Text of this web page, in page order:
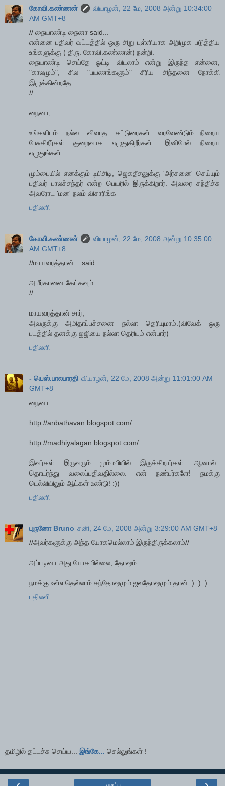
கோவி.கண்ணன்
வியாழன், 22 மே, 2008 அன்று 10:34:00
AM GMT+8
// நையாண்டி நைனா said...
என்னை பதிவர் வட்டத்தில் ஒரு சிறு புள்ளியாக அறிமுக படுத்திய
உங்களுக்கு ( திரு. கோவி.கண்ணன்) நன்றி.
நையாண்டி செய்தே ஓட்டி விடலாம் என்று இருந்த என்னை,
"காலமும்", சில "பயணங்களும்" சீரிய சிந்தனை நோக்கி
இழுக்கின்றதே...
//
நைனா,
உங்களிடம் நல்ல விவாத கட்டுரைகள் வரவேண்டும்...நிறைய
பேசுகிறீர்கள் குறைவாக எழுதுகிறீர்கள்.. இனிமேல் நிறைய
எழுதுங்கள்.
மும்பையில் எனக்கும் டிபிசிடி, ஜெகதீசனுக்கு 'அர்சனை' செய்யும்
பதிவர் பாலச்சந்தர் என்ற பெயரில் இருக்கிறார். அவரை சந்திச்சு
அவரோட 'மன' நலம் விசாரிங்க
பதிலளி
கோவி.கண்ணன்
வியாழன், 22 மே, 2008 அன்று 10:35:00
AM GMT+8
//மாயவரத்தான்... said...
அமீர்கானை கேட்கவும்
//
மாயவரத்தான் சார்,
அவருக்கு அமிதாப்பச்சனை நல்லா தெரியுமாம்.(விவேக் ஒரு
படத்தில் தனக்கு ஐஜியை நல்லா தெரியும் என்பார்)
பதிலளி
- யெஸ்.பாலபாரதி வியாழன், 22 மே, 2008 அன்று 11:01:00 AM
GMT+8
நைனா..
http://anbathavan.blogspot.com/
http://madhiyalagan.blogspot.com/
இவர்கள் இருவரும் மும்மபியில் இருக்கிறார்கள். ஆனால்..
தொடர்ந்து வலைப்பதிவதில்லை. என் நண்பர்களே! நமக்கு
டெல்லியிலும் ஆட்கள் உண்டு! :))
பதிலளி
புருனோ Bruno சனி, 24 மே, 2008 அன்று 3:29:00 AM GMT+8
//அவர்களுக்கு அந்த யோகமெல்லாம் இருந்திருக்கலாம்//
அப்படினா அது யோகமில்லை, தோஷம்
நமக்கு உள்ளதெல்லாம் சந்தோஷமும் ஜலதோஷமும் தான் :) :) :)
பதிலளி
தமிழில் தட்டச்சு செய்ய... இங்கே... செல்லுங்கள் !